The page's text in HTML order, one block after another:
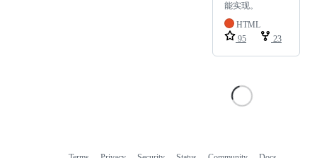
能实现。
HTML
95
23